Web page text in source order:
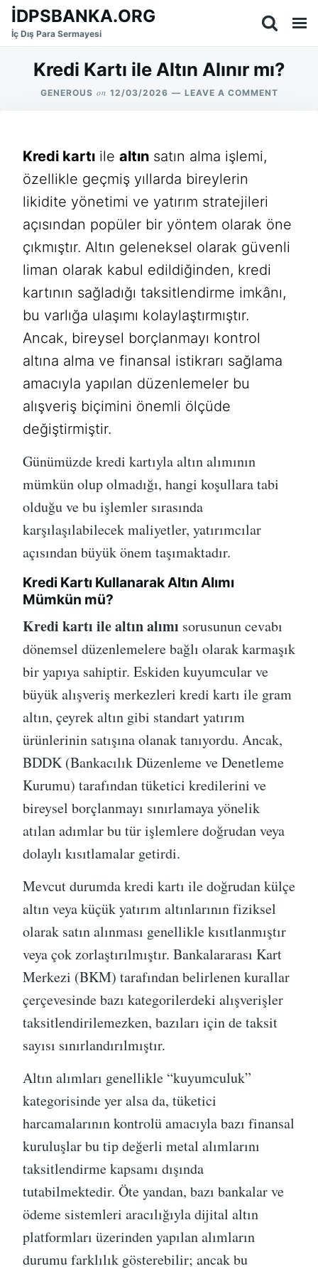
SkipSearch
for:
İDPSBANKA.ORG
İç Dış Para Sermayesi
Kredi Kartı ile Altın Alınır mı?
GENEROUS on 12/03/2026 LEAVE A COMMENTON
Kredi kartı ile altın satın alma işlemi,
özellikle geçmiş yıllarda bireylerin
likidite yönetimi ve yatırım stratejileri
açısından popüler bir yöntem olarak öne
çıkmıştır. Altın geleneksel olarak güvenli
liman olarak kabul edildiğinden, kredi
kartının sağladığı taksitlendirme imkânı,
bu varlığa ulaşımı kolaylaştırmıştır.
Ancak, bireysel borçlanmayı kontrol
altına alma ve finansal istikrarı sağlama
amacıyla yapılan düzenlemeler bu
alışveriş biçimini önemli ölçüde
değiştirmiştir.
Günümüzde kredi kartıyla altın alımının
mümkün olup olmadığı, hangi koşullara tabi
olduğu ve bu işlemler sırasında
karşılaşılabilecek maliyetler, yatırımcılar
açısından büyük önem taşımaktadır.
Kredi Kartı Kullanarak Altın Alımı
Mümkün mü?
Kredi kartı ile altın alımı sorusunun cevabı
dönemsel düzenlemelere bağlı olarak karmaşık
bir yapıya sahiptir. Eskiden kuyumcular ve
büyük alışveriş merkezleri kredi kartı ile gram
altın, çeyrek altın gibi standart yatırım
ürünlerinin satışına olanak tanıyordu. Ancak,
BDDK (Bankacılık Düzenleme ve Denetleme
Kurumu) tarafından tüketici kredilerini ve
bireysel borçlanmayı sınırlamaya yönelik
atılan adımlar bu tür işlemlere doğrudan veya
dolaylı kısıtlamalar getirdi.
Mevcut durumda kredi kartı ile doğrudan külçe
altın veya küçük yatırım altınlarının fiziksel
olarak satın alınması genellikle kısıtlanmıştır
veya çok zorlaştırılmıştır. Bankalararası Kart
Merkezi (BKM) tarafından belirlenen kurallar
çerçevesinde bazı kategorilerdeki alışverişler
taksitlendirilemezken, bazıları için de taksit
sayısı sınırlandırılmıştır.
Altın alımları genellikle “kuyumculuk”
kategorisinde yer alsa da, tüketici
harcamalarının kontrolü amacıyla bazı finansal
kuruluşlar bu tip değerli metal alımlarını
taksitlendirme kapsamı dışında
tutabilmektedir. Öte yandan, bazı bankalar ve
ödeme sistemleri aracılığıyla dijital altın
platformları üzerinden yapılan alımların
durumu farklılık gösterebilir; ancak bu